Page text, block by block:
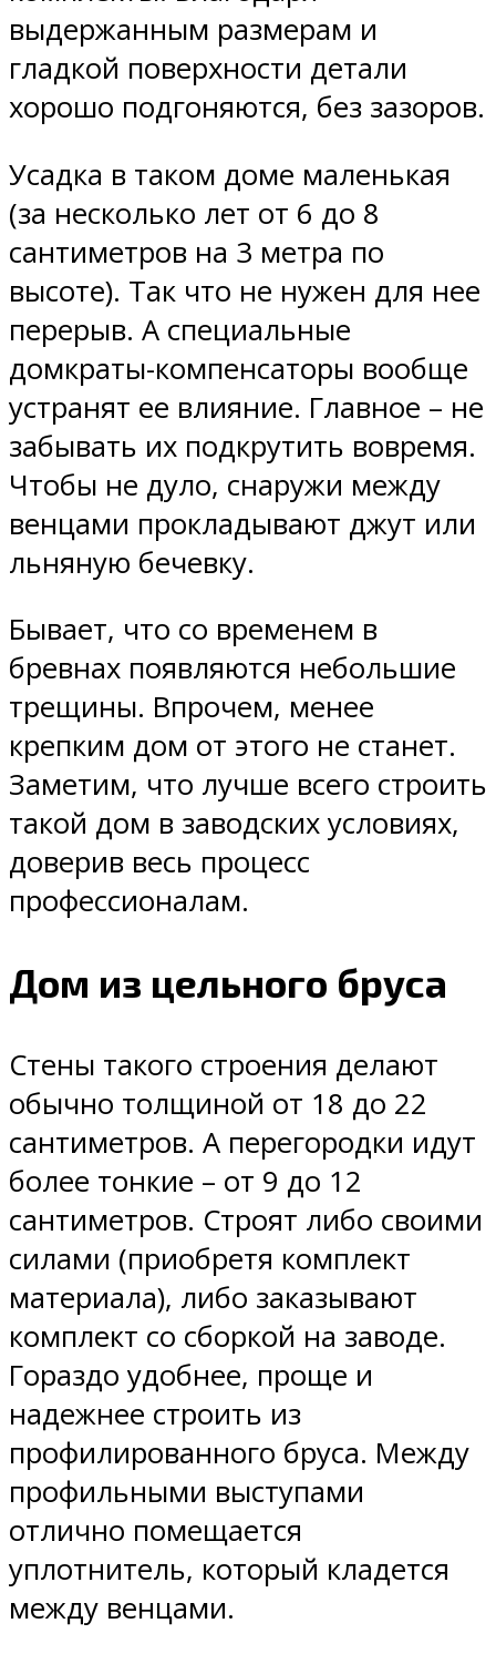
выдержанным размерам и
гладкой поверхности детали
хорошо подгоняются, без зазоров.
Усадка в таком доме маленькая
(за несколько лет от 6 до 8
сантиметров на 3 метра по
высоте). Так что не нужен для нее
перерыв. А специальные
домкраты-компенсаторы вообще
устранят ее влияние. Главное – не
забывать их подкрутить вовремя.
Чтобы не дуло, снаружи между
венцами прокладывают джут или
льняную бечевку.
Бывает, что со временем в
бревнах появляются небольшие
трещины. Впрочем, менее
крепким дом от этого не станет.
Заметим, что лучше всего строить
такой дом в заводских условиях,
доверив весь процесс
профессионалам.
Дом из цельного бруса
Стены такого строения делают
обычно толщиной от 18 до 22
сантиметров. А перегородки идут
более тонкие – от 9 до 12
сантиметров. Строят либо своими
силами (приобретя комплект
материала), либо заказывают
комплект со сборкой на заводе.
Гораздо удобнее, проще и
надежнее строить из
профилированного бруса. Между
профильными выступами
отлично помещается
уплотнитель, который кладется
между венцами.